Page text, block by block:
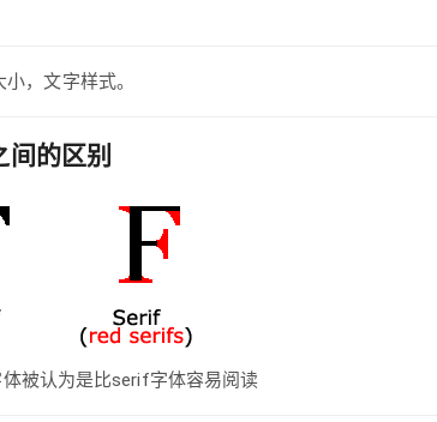
，文字样式。
的区别
被认为是比serif字体容易阅读